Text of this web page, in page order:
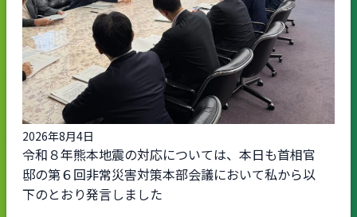
2026年8月4日
令和８年熊本地震の対応については、本日も首相官
邸の第６回非常災害対策本部会議において私から以
下のとおり発言しました